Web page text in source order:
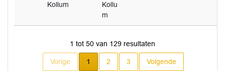
Kollum
Kollu
m
1 tot 50 van 129 resultaten
Vorige 1 Huidige pagina
2 3 Volgende